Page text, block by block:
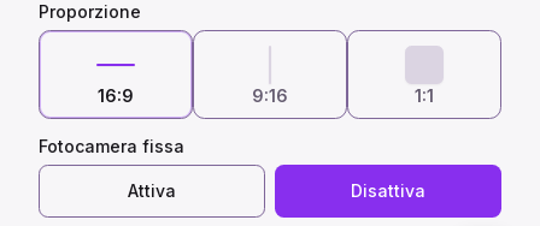
Proporzione
16:9 9:16 1:1
Fotocamera fissa
Attiva Disattiva